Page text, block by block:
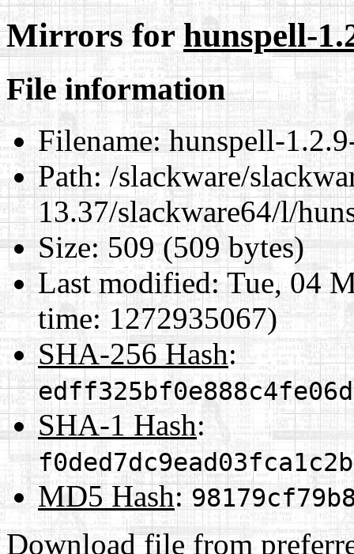
Mirrors forhunspell-
File information
Filename:hunspell-
Path:/slackware/
13.37/slackware64/l/
Size:509 (509 bytes)
Last modified:Tue, 04
time: 1272935067)
SHA-256 Hash:
SHA-1 Hash:
MD5 Hash:
Download file from